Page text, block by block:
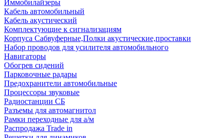
Иммобилайзеры
Кабель автомобильный
Кабель акустический
Комплектующие к сигнализациям
Корпуса Сабвуферные,Полки акустические,проставки
Набор проводов для усилителя автомобильного
Навигаторы
Обогрев сидений
Парковочные радары
Предохранители автомобильные
Процессоры звуковые
Радиостанции СБ
Разъемы для автомагнитол
Рамки переходные для а/м
Распродажа Trade in